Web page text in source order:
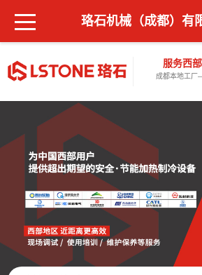
服务西
成都本地工厂
珞石机械（成都）有